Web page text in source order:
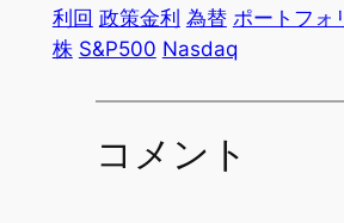
利回 政策金利 為替 ポートフォ
株 S&P500 Nasdaq
コメント